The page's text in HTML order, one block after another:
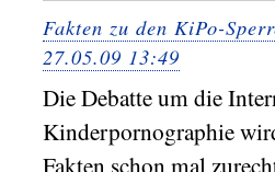
Fakten zu den KiPo-
27.05.09 13:49
Die Debatte um die
Kinderpornographie
Fakten schon mal